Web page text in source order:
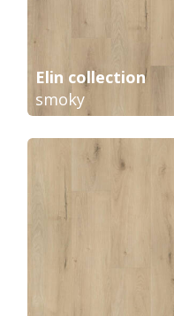
Elin collection
smoky